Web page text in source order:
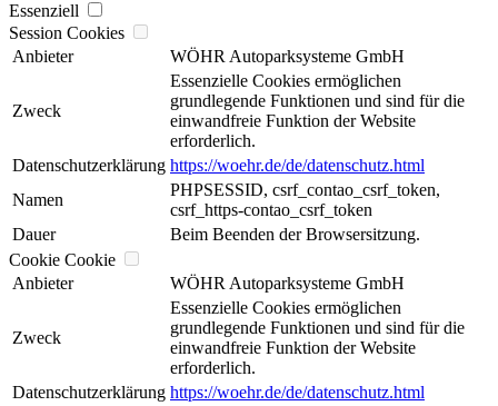
Essenziell
Session Cookies
Anbieter
WÖHR Autoparksysteme GmbH
Zweck
Essenzielle Cookies ermöglichen
grundlegende Funktionen und sind für die
einwandfreie Funktion der Website
erforderlich.
Datenschutzerklärung https://woehr.de/de/datenschutz.html
Namen
PHPSESSID, csrf_contao_csrf_token,
csrf_https-contao_csrf_token
Dauer
Beim Beenden der Browsersitzung.
Cookie Cookie
Anbieter
WÖHR Autoparksysteme GmbH
Zweck
Essenzielle Cookies ermöglichen
grundlegende Funktionen und sind für die
einwandfreie Funktion der Website
erforderlich.
Datenschutzerklärung https://woehr.de/de/datenschutz.html